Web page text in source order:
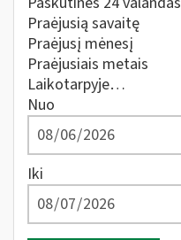
Praėjusią savaitę
Praėjusį mėnesį
Praėjusiais metais
Laikotarpyje…
Nuo
Iki